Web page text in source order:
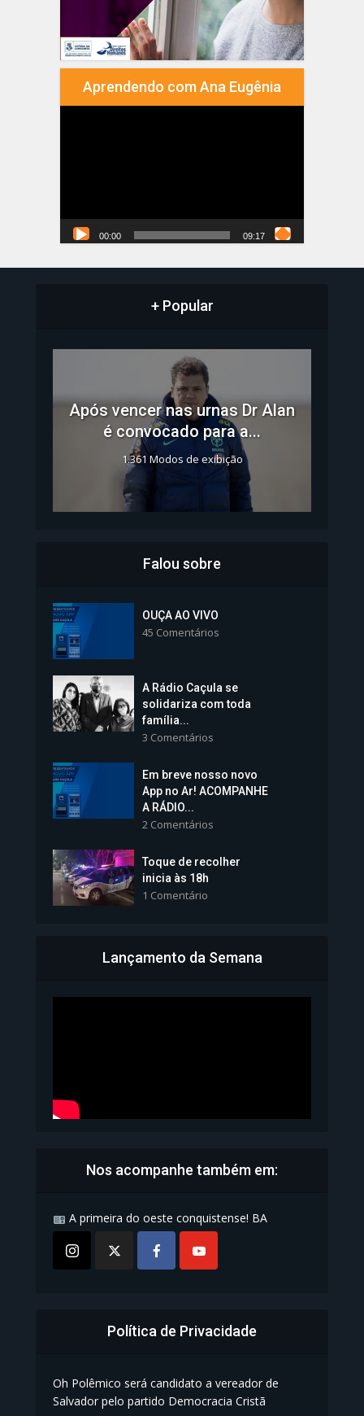
Aprendendo com Ana Eugênia
00:00 09:17
+ Popular
Após vencer nas urnas Dr Alan
é convocado para a...
1.361 Modos de exibição
Colégios da Polícia...
Vice-Prefeita Sheila Lemos
tomará posse nesta...
1.101 Modos de exibição
Bahia inicia emissão da
Falou sobre
OUÇA AO VIVO
45 Comentários
A Rádio Caçula se
solidariza com toda
família...
3 Comentários
Em breve nosso novo
App no Ar! ACOMPANHE
A RÁDIO...
2 Comentários
Toque de recolher
inicia às 18h
1 Comentário
Lançamento da Semana
Nos acompanhe também em:
A primeira do oeste conquistense! BA
Política de Privacidade
Oh Polêmico será candidato a vereador de
Salvador pelo partido Democracia Cristã